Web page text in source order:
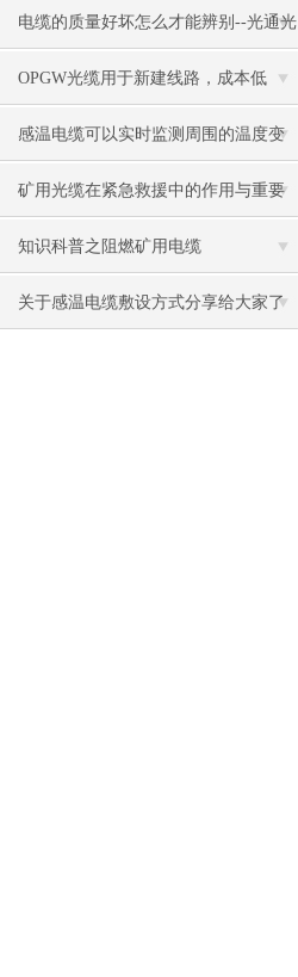
电缆的质量好坏怎么才能辨别--光通光
缆
OPGW光缆用于新建线路，成本低
感温电缆可以实时监测周围的温度变
化
矿用光缆在紧急救援中的作用与重要
性
知识科普之阻燃矿用电缆
关于感温电缆敷设方式分享给大家了